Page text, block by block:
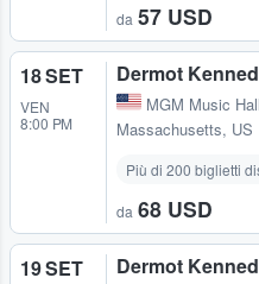
da 57 USD
18 SET
VEN
8:00 PM
Dermot
MGM Music
Massachusetts, US
Più di 200 biglietti
da 68 USD
19 SET Dermot